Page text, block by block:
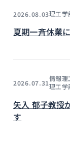
2026.08.03理工学
夏期一斉休業
2026.07.31情報理
理工学
矢入 郁子教授
す